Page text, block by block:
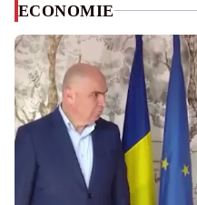
ECONOMIE